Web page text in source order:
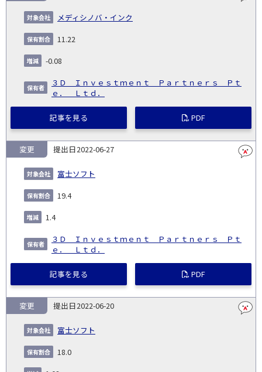
メディシノバ・インク
11.22
-0.08
３Ｄ Ｉｎｖｅｓｔｍｅｎｔ Ｐａｒｔｎｅｒｓ Ｐｔ
ｅ． Ｌｔｄ．
記事を見る PDF
2022-06-27
富士ソフト
変更
19.4
1.4
３Ｄ Ｉｎｖｅｓｔｍｅｎｔ Ｐａｒｔｎｅｒｓ Ｐｔ
ｅ． Ｌｔｄ．
記事を見る PDF
2022-06-20
富士ソフト
変更
18.0